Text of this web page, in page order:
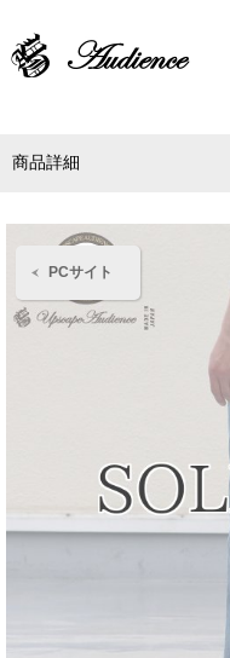
PCサイト
商品詳細